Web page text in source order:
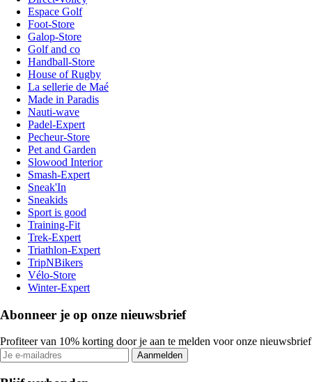
Espace Golf
Foot-Store
Galop-Store
Golf and co
Handball-Store
House of Rugby
La sellerie de Maé
Made in Paradis
Nauti-wave
Padel-Expert
Pecheur-Store
Pet and Garden
Slowood Interior
Smash-Expert
Sneak'In
Sneakids
Sport is good
Training-Fit
Trek-Expert
Triathlon-Expert
TripNBikers
Vélo-Store
Winter-Expert
Abonneer je op onze nieuwsbrief
Profiteer van 10% korting door je aan te melden voor onze nieuwsbrief
Aanmelden